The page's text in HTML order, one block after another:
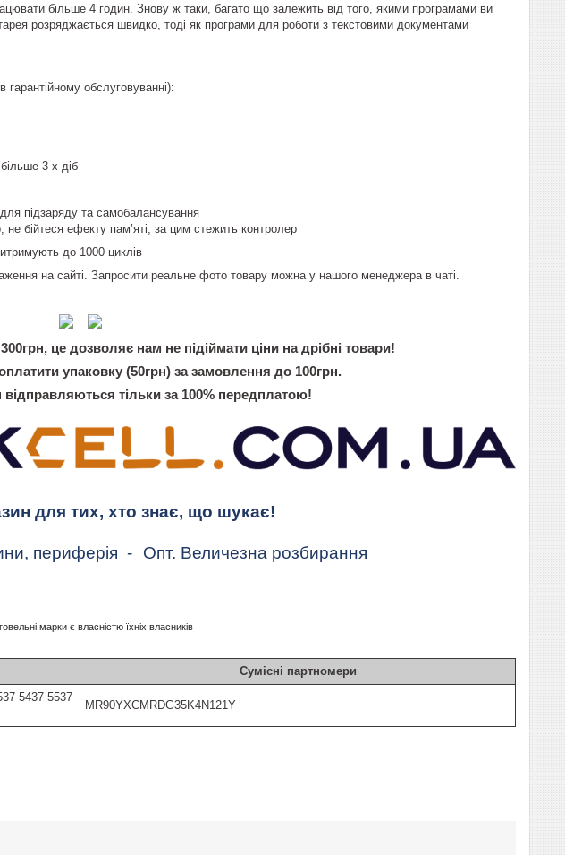
більше 4 годин. Знову ж таки, багато що залежить від того, якими програмами ви
розряджається швидко, тоді як програми для роботи з текстовими документами
обслуговуванні):
3-х діб
підзаряду та самобалансування
бійтеся ефекту пам’яті, за цим стежить контролер
до 1000 циклів
на сайті. Запросити реальне фото товару можна у нашого менеджера в чаті.
це дозволяє нам не підіймати ціни на дрібні товари!
упаковку (50грн) за замовлення до 100грн.
тільки за 100% передплатою!
для тих, хто знає, що шукає!
периферія - Опт. Величезна розбирання
марки є власністю їхніх власників
Сумісні партномери
5437 5537
MR90YXCMRDG35K4N121Y